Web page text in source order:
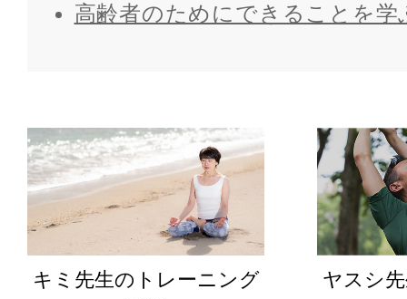
高齢者のためにできることを学
キミ先生のトレーニング
ヤスシ